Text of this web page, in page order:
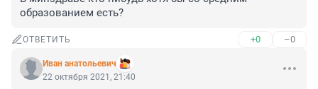
образованием есть?
ОТВЕТИТЬ +0 –0
Иван анатольевич
22 октября 2021, 21:40